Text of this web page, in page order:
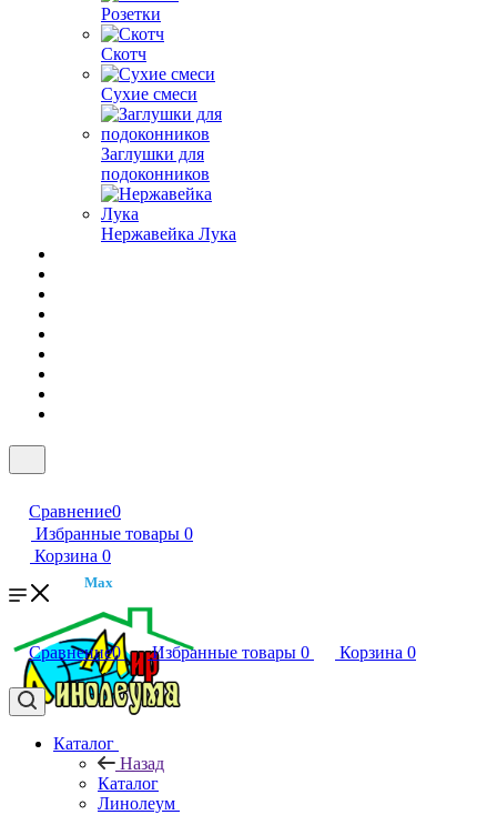
Розетки
Скотч
Сухие смеси
Заглушки для
подоконников
Нержавейка Лука
Сравнение0
Избранные товары 0
Корзина 0
Max
Сравнение0 Избранные товары 0 Корзина 0
Каталог
Назад
Каталог
Линолеум